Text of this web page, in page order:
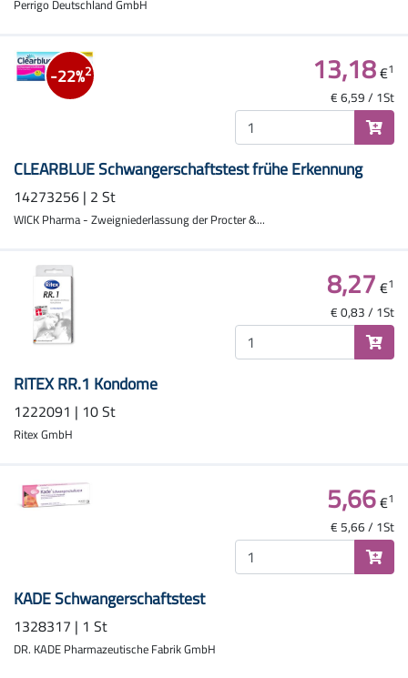
Perrigo Deutschland GmbH
-22%2
CLEARBLUE Schwangerschaftstest frühe Erkennung
14273256 | 2 St
WICK Pharma - Zweigniederlassung der Procter &...
13,18€1
€ 6,59 / 1St
RITEX RR.1 Kondome
1222091 | 10 St
Ritex GmbH
8,27€1
€ 0,83 / 1St
KADE Schwangerschaftstest
1328317 | 1 St
DR. KADE Pharmazeutische Fabrik GmbH
5,66€1
€ 5,66 / 1St